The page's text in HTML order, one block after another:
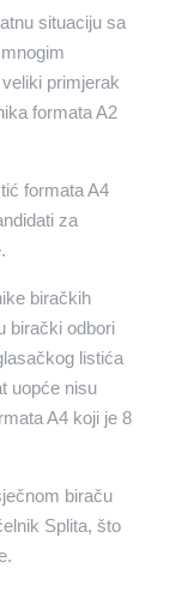
situaciju sa
primjerak
formata A2
formata A4
za
biračkih
birački odbori
listića
uopće nisu
A4 koji je 8
biraču
Splita, što